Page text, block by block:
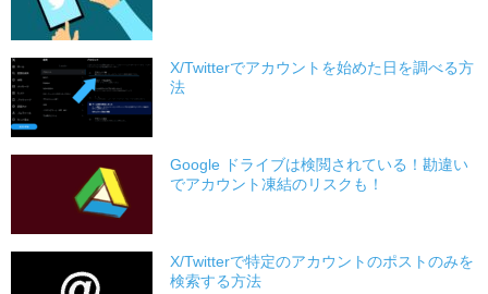
X/Twitterでアカウントを始めた日を調べる方
法
Google ドライブは検閲されている！勘違い
でアカウント凍結のリスクも！
X/Twitterで特定のアカウントのポストのみを
検索する方法